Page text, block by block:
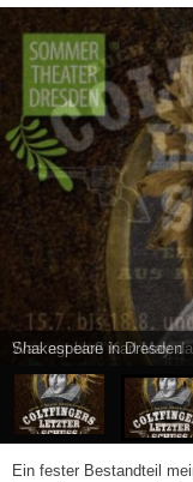
Was agt bloß Karl May
Ein fester Bestandteil